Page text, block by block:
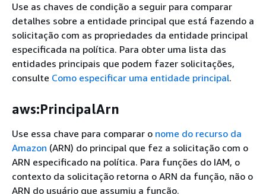
Use as chaves de condição a seguir para comparar
detalhes sobre a entidade principal que está fazendo a
solicitação com as propriedades da entidade principal
especificada na política. Para obter uma lista das
entidades principais que podem fazer solicitações,
consulte Como especificar uma entidade principal.
aws:PrincipalArn
Use essa chave para comparar o nome do recurso da
Amazon (ARN) do principal que fez a solicitação com o
ARN especificado na política. Para funções do IAM, o
contexto da solicitação retorna o ARN da função, não o
ARN do usuário que assumiu a função.